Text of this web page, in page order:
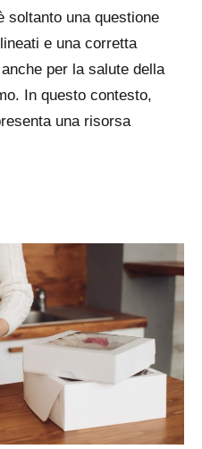
soltanto una questione
e una corretta
per la salute della
In questo contesto,
una risorsa